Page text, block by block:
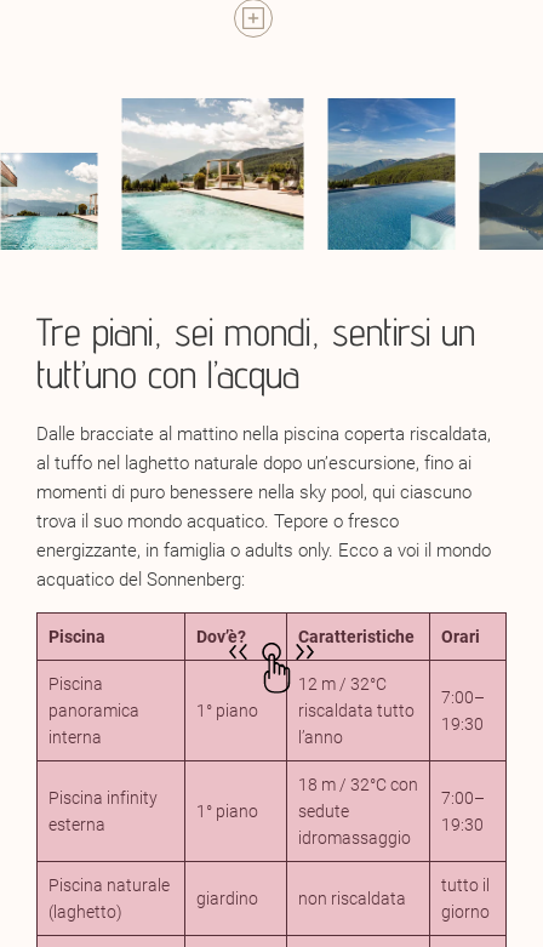
tutt’intorno. Sulprato, l’erba sussurra le sue storie.
Uno dei più affascinanti wellness hotel sul Gitschberg,
capace di unire natura e lusso in perfetta armonia.
Tre piani, sei mondi, sentirsi un
tutt’uno con l’acqua
Dalle bracciate al mattino nella piscina coperta riscaldata,
al tuffo nel laghetto naturale dopo un’escursione, fino ai
momenti di puro benessere nella sky pool, qui ciascuno
trova il suo mondo acquatico. Tepore o fresco
energizzante, in famiglia o adults only. Ecco a voi il mondo
acquatico del Sonnenberg:
Piscina Dov’è? Caratteristiche Orari
Piscina
panoramica
interna
1° piano
12 m / 32°C
riscaldata tutto
l’anno
7:00–
19:30
Piscina infinity
esterna
1° piano
18 m / 32°C con
sedute
idromassaggio
7:00–
19:30
Piscina naturale
(laghetto)
giardino non riscaldata
tutto il
giorno